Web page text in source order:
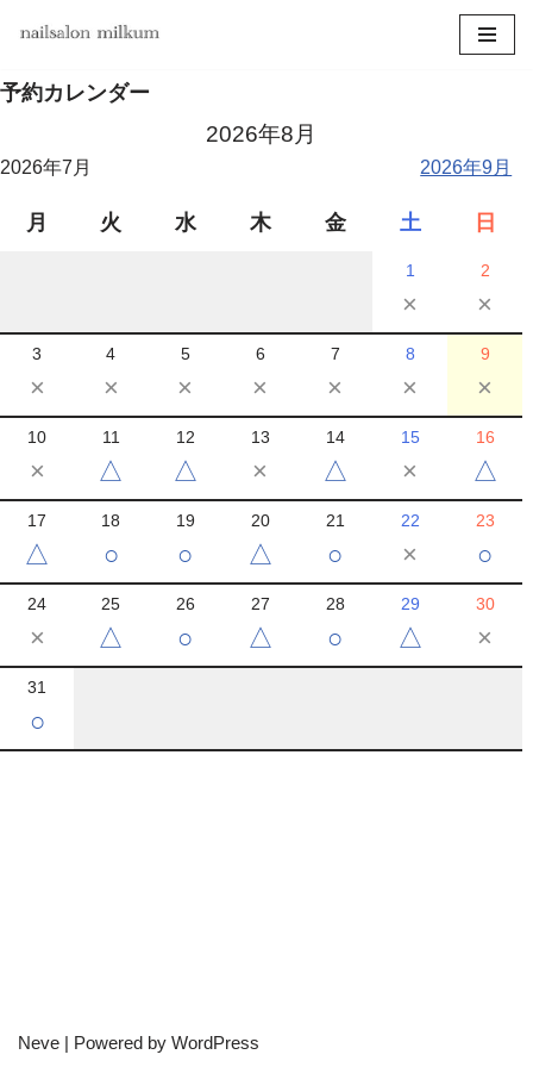
ン
ツ
ス
予約カレンダー
2026年8月
2026年7月 2026年9月
月 火 水 木 金 土 日
1
×
2
×
3
×
4
×
5
×
6
×
7
×
8
×
9
×
10
×
11
△
12
△
13
×
14
△
15
×
16
△
17
△
18
○
19
○
20
△
21
○
22
×
23
○
24
×
25
△
26
○
27
△
28
○
29
△
30
×
31
○
Neve | Powered by WordPress